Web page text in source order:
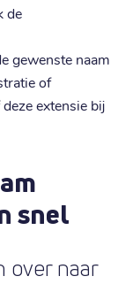
de
gewenste naam
of
extensie bij
snel
over naar